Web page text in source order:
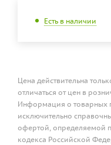
Есть в наличии
Цена действительна
отличаться от цен в
Информация о товарных
исключительно
офертой, определяемой
кодекса Российской